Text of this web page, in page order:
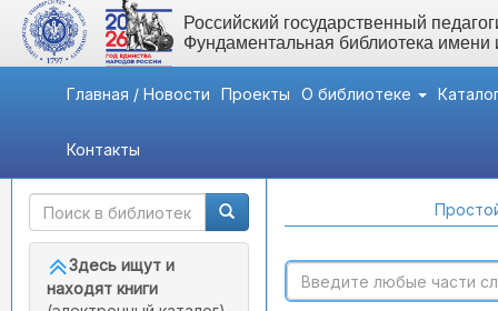
Российский государственный
Фундаментальная библиотека
Главная / Новости Проекты О библиотеке
Контакты
Быстрый доступ
Здесь ищут и
находят книги